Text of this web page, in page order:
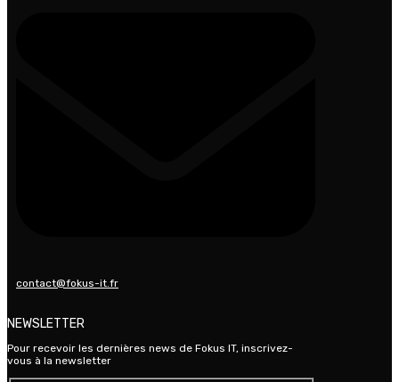
contact@fokus-it.fr
NEWSLETTER
Pour recevoir les dernières news de Fokus IT, inscrivez-
vous à la newsletter